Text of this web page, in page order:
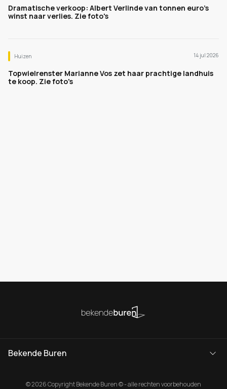
Dramatische verkoop: Albert Verlinde van tonnen euro's
winst naar verlies. Zie foto's
Huizen 14 jul 2026
Topwielrenster Marianne Vos zet haar prachtige landhuis
te koop. Zie foto's
Bekende Buren
© 2026 Copyright Bekende Buren © - alle rechten voorbehouden